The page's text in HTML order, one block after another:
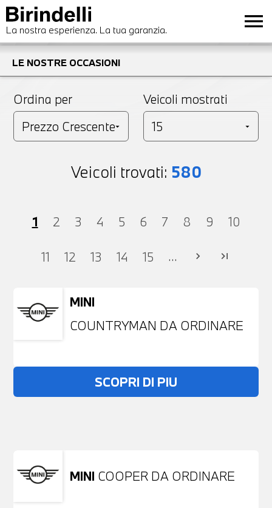
La nostra esperienza. La tua garanzia. menu
LE NOSTRE OCCASIONI
Ordina per Veicoli mostrati
Veicoli trovati: 580
1 2 3 4 5 6 7 8 9 10
11 12 13 14 15 ... chevron_right last_page
MINI
COUNTRYMAN DA ORDINARE
SCOPRI DI PIU
Non stai trovando ciò che cerchi?
MINI COOPER DA ORDINARE